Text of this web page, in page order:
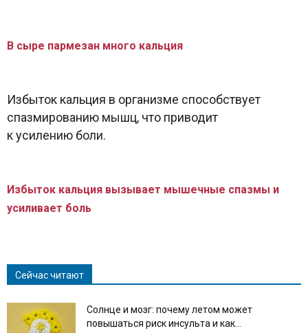
В сыре пармезан много кальция
Избыток кальция в организме способствует
спазмированию мышц, что приводит
к усилению боли.
Избыток кальция вызывает мышечные спазмы и
усиливает боль
Сейчас читают
Солнце и мозг: почему летом может
повышаться риск инсульта и как...